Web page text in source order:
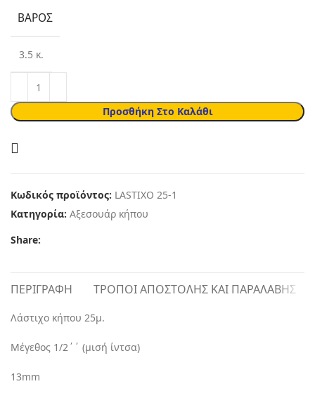
ΒΆΡΟΣ
3.5 κ.
Προσθήκη Στο Καλάθι
Κωδικός προϊόντος: LASTIXO 25-1
Κατηγορία: Αξεσουάρ κήπου
Share:
ΠΕΡΙΓΡΑΦΉ ΤΡΌΠΟΙ ΑΠΟΣΤΟΛΉΣ ΚΑΙ ΠΑΡΑΛΑΒΉΣ
Λάστιχο κήπου 25μ.
Μέγεθος 1/2΄΄ (μισή ίντσα)
13mm